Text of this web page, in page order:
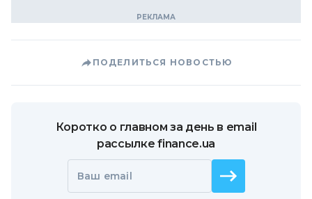
ПОДЕЛИТЬСЯ НОВОСТЬЮ
Коротко о главном за день в email
рассылке finance.ua
Ваш email